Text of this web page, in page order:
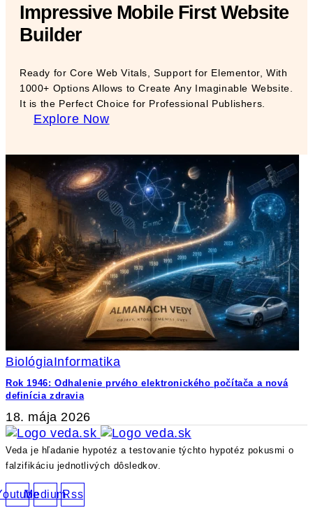
Impressive Mobile First Website
Builder
Ready for Core Web Vitals, Support for Elementor, With
1000+ Options Allows to Create Any Imaginable Website.
It is the Perfect Choice for Professional Publishers.
Explore Now
BiológiaInformatika
Rok 1946: Odhalenie prvého elektronického počítača a nová
definícia zdravia
18. mája 2026
Veda je hľadanie hypotéz a testovanie týchto hypotéz pokusmi o
falzifikáciu jednotlivých dôsledkov.
MediumRss